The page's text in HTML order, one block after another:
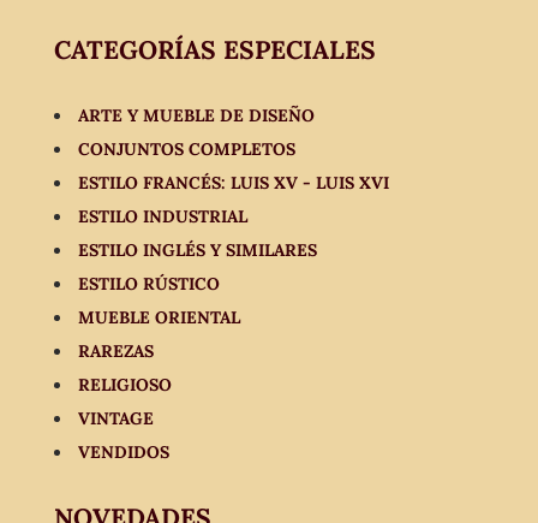
CATEGORÍAS ESPECIALES
ARTE Y MUEBLE DE DISEÑO
CONJUNTOS COMPLETOS
ESTILO FRANCÉS: LUIS XV - LUIS XVI
ESTILO INDUSTRIAL
ESTILO INGLÉS Y SIMILARES
ESTILO RÚSTICO
MUEBLE ORIENTAL
RAREZAS
RELIGIOSO
VINTAGE
VENDIDOS